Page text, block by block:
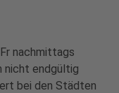
nachmittags
nicht endgültig
bei den Städten